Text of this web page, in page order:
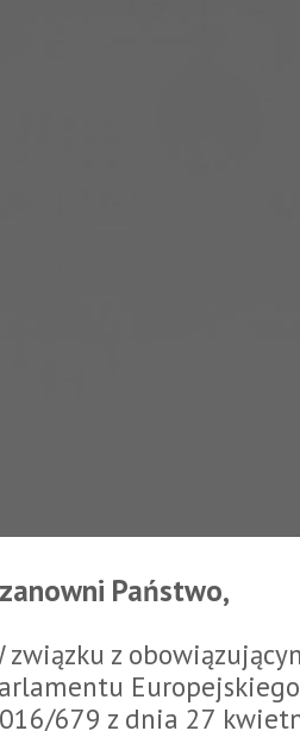
Państwo,
związku z
679 z dnia 27